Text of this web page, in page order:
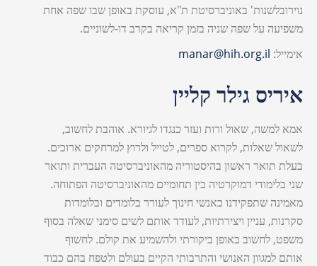
נוירובלשנות' באוניברסיטת ת"א, עוסקת באופן שבו שפה אחת
משפיעה על שפה שניה בזמן קריאה בקרב דו-לשוניים.
אימייל: manar@hih.org.il
איריס גילר קליין
אמא למשה, שאול ורות ועזר כנגדו לגיורא. אוהבת לחשוב,
לשאול שאלות, לקרוא ספרים, לטייל ולרוץ למרחקים ארוכים.
בעלת תואר ראשון בהיסטוריה מהאוניברסיטה העברית ותואר
שני בלימודי דמוקרטיה בין תחומיים מהאוניברסיטה הפתוחה.
מאמינה שתפקידנו כאנשי חינוך לעורר בלומדים ובלומדות
סקרנות, עניין ויצירתיות, לעודד אותם לשים סימני שאלה בסוף
משפט, לחשוב באופן ביקורתי ולהשמיע את קולם. לחשוף
אותם למגוון האנושי והתרבותי הקיים בעולם ולטפח בהם כבוד